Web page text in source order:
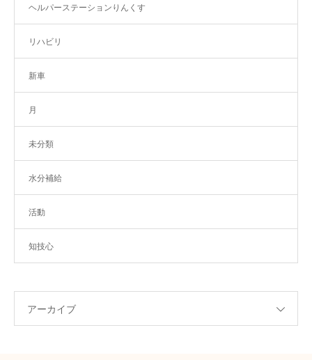
ヘルパーステーションりんくす
リハビリ
新車
月
未分類
水分補給
活動
知技心
アーカイブ